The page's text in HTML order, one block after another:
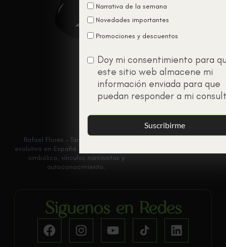
Rafael Flores – Tarot terapéutico y
evolutivo en España | Acompañamiento
simbólico, vínculos narcisistas y
autoconocimiento.
Siguenos en Redes
Narrativa de la semana
Novedades importantes
Promociones y descuentos
Doy mi consentimiento para
este sitio web almacene mi
información enviada para que
puedan responder a mi
Suscribirme